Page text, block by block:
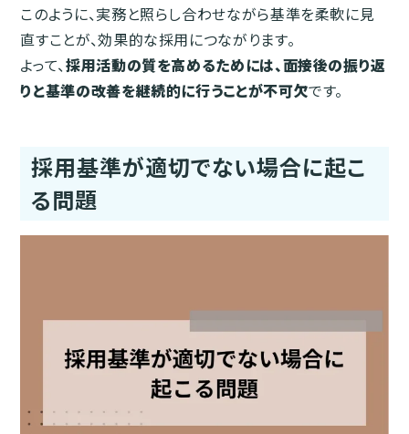
このように、実務と照らし合わせながら基準を柔軟に見
直すことが、効果的な採用につながります。
よって、採用活動の質を高めるためには、面接後の振り返
りと基準の改善を継続的に行うことが不可欠です。
採用基準が適切でない場合に起こ
る問題